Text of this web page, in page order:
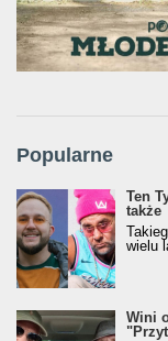
Popularne
Ten
także
wielu
Wini